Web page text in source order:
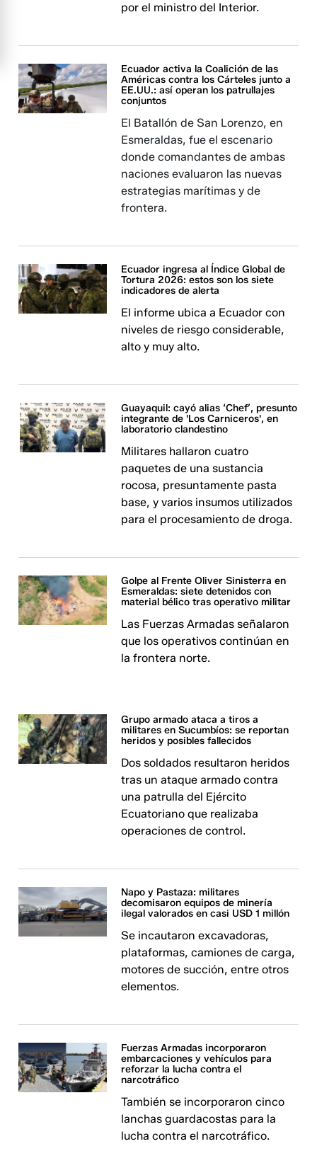
por el ministro del Interior.
Ecuador activa la Coalición de las
Américas contra los Cárteles junto a
EE.UU.: así operan los patrullajes
conjuntos
El Batallón de San Lorenzo, en
Esmeraldas, fue el escenario
donde comandantes de ambas
naciones evaluaron las nuevas
estrategias marítimas y de
frontera.
Ecuador ingresa al Índice Global de
Tortura 2026: estos son los siete
indicadores de alerta
El informe ubica a Ecuador con
niveles de riesgo considerable,
alto y muy alto.
Guayaquil: cayó alias ‘Chef’, presunto
integrante de 'Los Carniceros', en
laboratorio clandestino
Militares hallaron cuatro
paquetes de una sustancia
rocosa, presuntamente pasta
base, y varios insumos utilizados
para el procesamiento de droga.
Golpe al Frente Oliver Sinisterra en
Esmeraldas: siete detenidos con
material bélico tras operativo militar
Las Fuerzas Armadas señalaron
que los operativos continúan en
la frontera norte.
Grupo armado ataca a tiros a
militares en Sucumbíos: se reportan
heridos y posibles fallecidos
Dos soldados resultaron heridos
tras un ataque armado contra
una patrulla del Ejército
Ecuatoriano que realizaba
operaciones de control.
Napo y Pastaza: militares
decomisaron equipos de minería
ilegal valorados en casi USD 1 millón
Se incautaron excavadoras,
plataformas, camiones de carga,
motores de succión, entre otros
elementos.
Fuerzas Armadas incorporaron
embarcaciones y vehículos para
reforzar la lucha contra el
narcotráfico
También se incorporaron cinco
lanchas guardacostas para la
lucha contra el narcotráfico.